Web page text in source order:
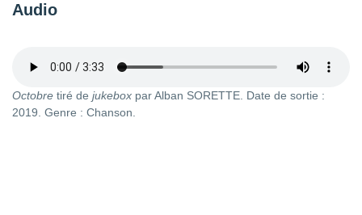
Audio
Octobre tiré de jukebox par Alban SORETTE. Date de sortie :
2019. Genre : Chanson.